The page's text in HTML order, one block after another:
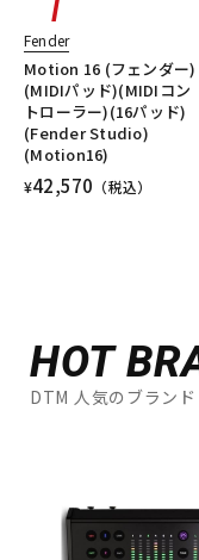
Fender
Motion 16 (フェンダー)
(MIDIパッド)(MIDIコン
トローラー)(16パッド)
(Fender Studio)
(Motion16)
¥42,570 （税込）
HOT
DTM 人気のブランド